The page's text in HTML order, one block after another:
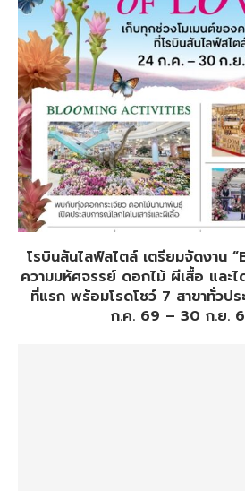
โรบินสันไลฟ์สไตล์ เตรียมจัดงาน
ความมหัศจรรย์ ดอกไม้ ผีเสื้อ และ
ที่แรก พร้อมโรดโชว์ 7 สาขาทั่วปร
ก.ค. 69 – 30 ก.ย.